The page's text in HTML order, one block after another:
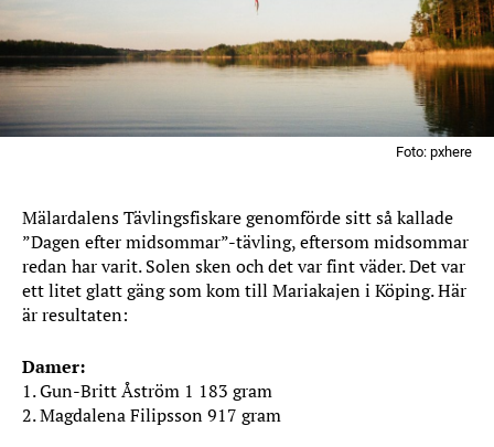
Foto: pxhere
Mälardalens Tävlingsfiskare genomförde sitt så kallade
”Dagen efter midsommar”-tävling, eftersom midsommar
redan har varit. Solen sken och det var fint väder. Det var
ett litet glatt gäng som kom till Mariakajen i Köping. Här
är resultaten:
Damer:
1. Gun-Britt Åström 1 183 gram
2. Magdalena Filipsson 917 gram